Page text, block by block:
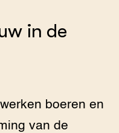
in de
boeren en
van de